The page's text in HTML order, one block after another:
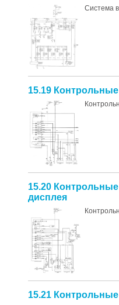
Система
15.19
15.20
дисплея
15.21